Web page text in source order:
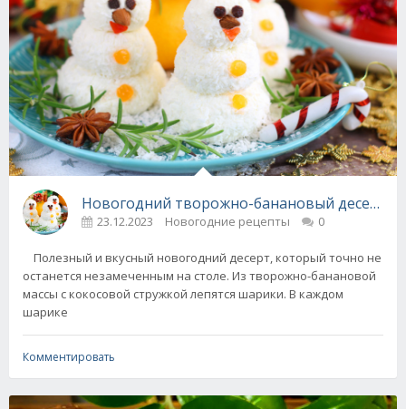
Новогодний творожно-банановый десерт
23.12.2023 Новогодние рецепты 0
Полезный и вкусный новогодний десерт, который точно не
останется незамеченным на столе. Из творожно-банановой
массы с кокосовой стружкой лепятся шарики. В каждом
шарике
Комментировать